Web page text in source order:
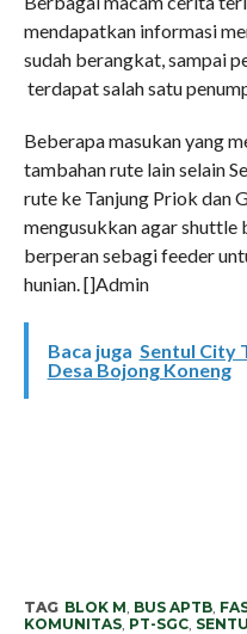
mendapatkan informasi
sudah berangkat, sampai
terdapat salah satu
Beberapa masukan yang
tambahan rute lain selain
rute ke Tanjung Priok dan
mengusukkan agar shuttle
berperan sebagi feeder
hunian. []Admin
Baca juga Sentul City
Desa Bojong Koneng
TAG BLOK M BUS APTB,
KOMUNITAS, PT-SGC,